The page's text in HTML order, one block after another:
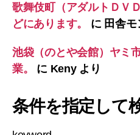
歌舞伎町（アダルトＤＶ
どにあります。
に 田舎モ
池袋（のとや会館）ヤミ
業。
に Kenyより
条件を指定して